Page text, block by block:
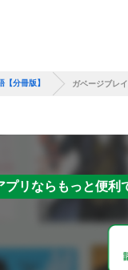
分冊版】 ガベージブレ
プリならもっと便利